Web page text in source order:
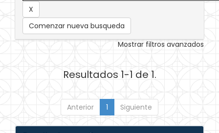
Comenzar nueva busqueda
Mostrar filtros avanzados
Resultados 1-1 de 1.
Anterior 1 Siguiente